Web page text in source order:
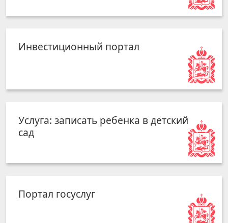
Инвестиционный портал
Услуга: записать ребенка в детский
сад
Портал госуслуг